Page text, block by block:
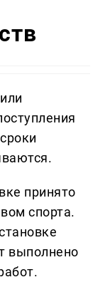
принято
спорта.
выполнено